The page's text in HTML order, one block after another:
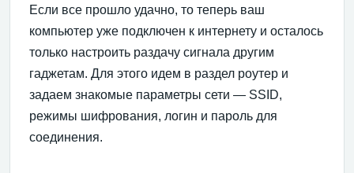
Если все прошло удачно, то теперь ваш
компьютер уже подключен к интернету и осталось
только настроить раздачу сигнала другим
гаджетам. Для этого идем в раздел роутер и
задаем знакомые параметры сети — SSID,
режимы шифрования, логин и пароль для
соединения.